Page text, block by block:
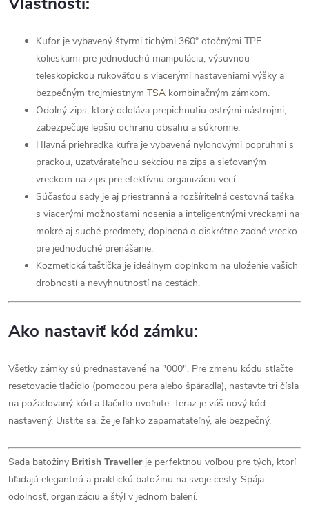
Kufor je vybavený štyrmi tichými 360° otočnými TPE
kolieskami pre jednoduchú manipuláciu, výsuvnou
teleskopickou rukoväťou s viacerými nastaveniami výšky a
bezpečným trojmiestnym TSA kombinačným zámkom.
Odolný zips, ktorý odoláva prepichnutiu ostrými nástrojmi,
zabezpečuje lepšiu ochranu obsahu a súkromie.
Hlavná priehradka kufra je vybavená nylonovými popruhmi s
prackou, uzatvárateľnou sekciou na zips a sieťovaným
vreckom na zips pre efektívnu organizáciu vecí.
Súčasťou sady je aj priestranná a rozšíriteľná cestovná taška
s viacerými možnosťami nosenia a inteligentnými vreckami na
mokré aj suché predmety, doplnená o diskrétne zadné vrecko
pre jednoduché prenášanie.
Kozmetická taštička je ideálnym doplnkom na uloženie vašich
drobností a nevyhnutností na cestách.
Ako nastaviť kód zámku:
Všetky zámky sú prednastavené na "000". Pre zmenu kódu stlačte
resetovacie tlačidlo (pomocou pera alebo špáradla), nastavte tri čísla
na požadovaný kód a tlačidlo uvoľnite. Teraz je váš nový kód
nastavený. Uistite sa, že je ľahko zapamätateľný, ale bezpečný.
Sada batožiny British Travellerje perfektnou voľbou pre tých, ktorí
hľadajú elegantnú a praktickú batožinu na svoje cesty. Spája
odolnosť, organizáciu a štýl v jednom balení.